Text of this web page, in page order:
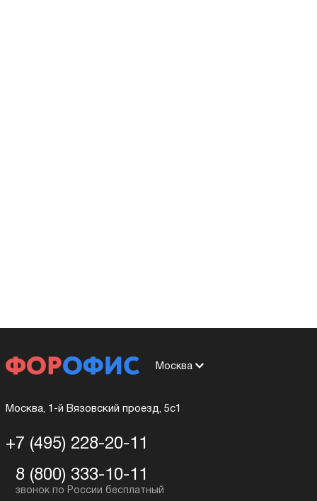
Москва
Москва, 1-й Вязовский проезд, 5с1
+7 (495) 228-20-11
8 (800) 333-10-11